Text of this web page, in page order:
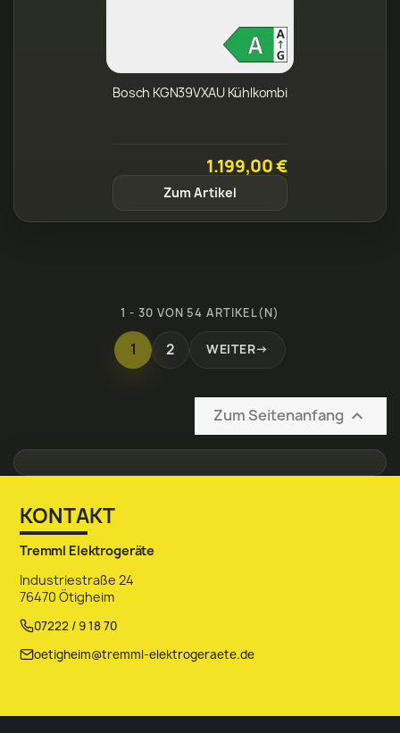
Bosch KGN39VXAU Kühlkombi
1.199,00 €
Zum Artikel
1 - 30 VON 54 ARTIKEL(N)
1 2 WEITER→
Zum Seitenanfang 
KONTAKT
Tremml Elektrogeräte
Industriestraße 24
76470 Ötigheim
07222 / 9 18 70
oetigheim@tremml-elektrogeraete.de